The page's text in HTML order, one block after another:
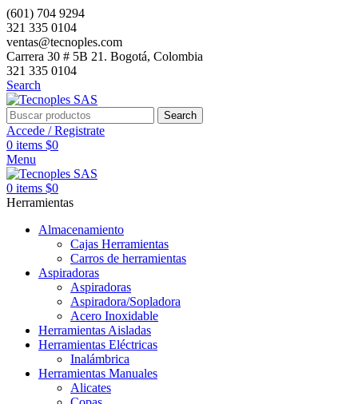
(601) 704 9294
321 335 0104
ventas@tecnoples.com
Carrera 30 # 5B 21. Bogotá, Colombia
321 335 0104
Search
Search
Accede / Registrate
0 items $0
Menu
0 items $0
Herramientas
Almacenamiento
Cajas Herramientas
Carros de herramientas
Aspiradoras
Aspiradoras
Aspiradora/Sopladora
Acero Inoxidable
Herramientas Aisladas
Herramientas Eléctricas
Inalámbrica
Herramientas Manuales
Alicates